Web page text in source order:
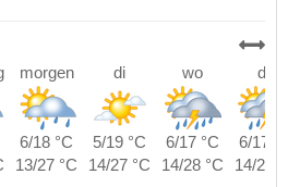
morgen di wo do
6/18 °C 5/19 °C 6/17 °C
6/17
13/27 °C 14/27 °C 14/28 °C 14/28